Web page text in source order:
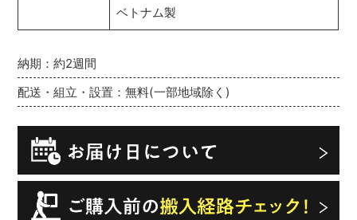
納期：約2週間
配送・組立・設置：無料(一部地域除く)
ベトナム製